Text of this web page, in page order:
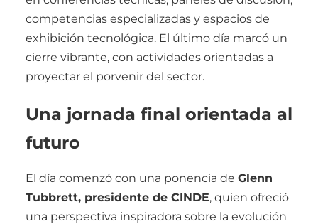
competencias especializadas y espacios de
exhibición tecnológica. El último día marcó un
cierre vibrante, con actividades orientadas a
proyectar el porvenir del sector.
Una jornada final orientada al
futuro
El día comenzó con una ponencia de Glenn
Tubbrett, presidente de CINDE, quien ofreció
una perspectiva inspiradora sobre la evolución